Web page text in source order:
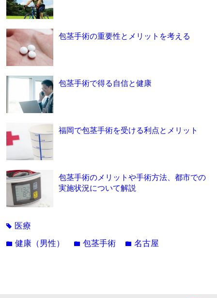
包茎手術の重要性とメリットを考える
包茎手術で得る自信と健康
福岡で包茎手術を受ける利点とメリット
包茎手術のメリットや手術方法、都市での
実施状況について解説
tag 医療
folder健康（男性） folder包茎手術 folder名古屋